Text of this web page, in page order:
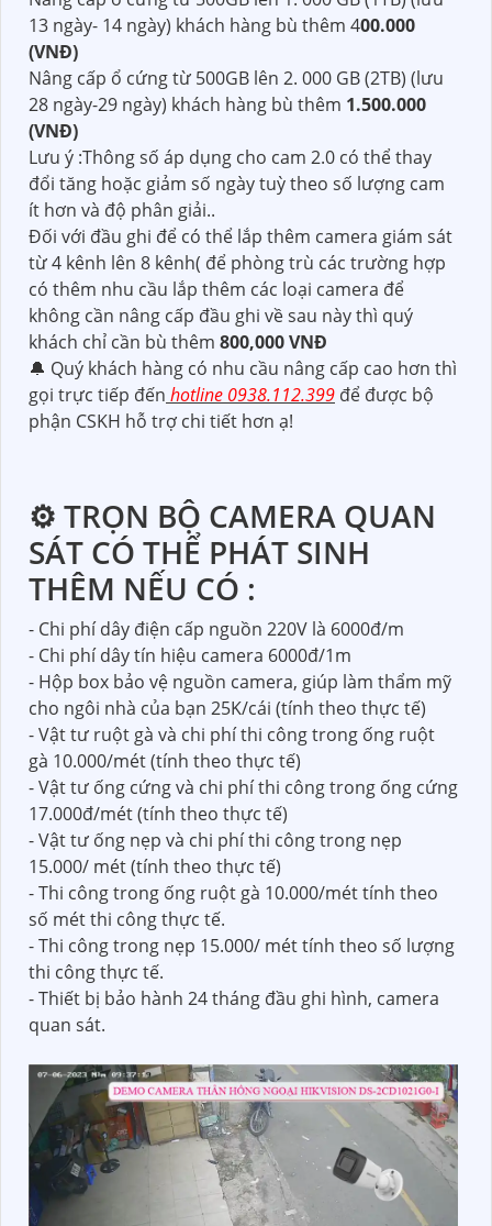
13 ngày- 14 ngày) khách hàng bù thêm 400.000
(VNĐ)
Nâng cấp ổ cứng từ 500GB lên 2. 000 GB (2TB) (lưu
28 ngày-29 ngày) khách hàng bù thêm 1.500.000
(VNĐ)
Lưu ý :Thông số áp dụng cho cam 2.0 có thể thay
đổi tăng hoặc giảm số ngày tuỳ theo số lượng cam
ít hơn và độ phân giải..
Đối với đầu ghi để có thể lắp thêm camera giám sát
từ 4 kênh lên 8 kênh( để phòng trù các trường hợp
có thêm nhu cầu lắp thêm các loại camera để
không cần nâng cấp đầu ghi về sau này thì quý
khách chỉ cần bù thêm 800,000 VNĐ
🔔 Quý khách hàng có nhu cầu nâng cấp cao hơn thì
gọi trực tiếp đến hotline 0938.112.399 để được bộ
phận CSKH hỗ trợ chi tiết hơn ạ!
⚙ TRỌN BỘ CAMERA QUAN
SÁT CÓ THỂ PHÁT SINH
THÊM NẾU CÓ :
- Chi phí dây điện cấp nguồn 220V là 6000đ/m
- Chi phí dây tín hiệu camera 6000đ/1m
- Hộp box bảo vệ nguồn camera, giúp làm thẩm mỹ
cho ngôi nhà của bạn 25K/cái (tính theo thực tế)
- Vật tư ruột gà và chi phí thi công trong ống ruột
gà 10.000/mét (tính theo thực tế)
- Vật tư ống cứng và chi phí thi công trong ống cứng
17.000đ/mét (tính theo thực tế)
- Vật tư ống nẹp và chi phí thi công trong nẹp
15.000/ mét (tính theo thực tế)
- Thi công trong ống ruột gà 10.000/mét tính theo
số mét thi công thực tế.
- Thi công trong nẹp 15.000/ mét tính theo số lượng
thi công thực tế.
- Thiết bị bảo hành 24 tháng đầu ghi hình, camera
quan sát.